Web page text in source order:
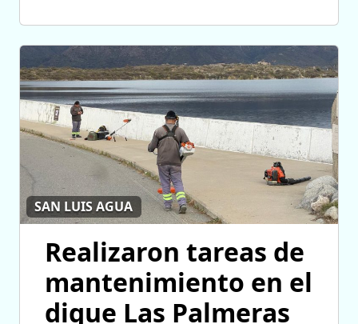
SAN LUIS AGUA
Realizaron tareas de
mantenimiento en el
dique Las Palmeras